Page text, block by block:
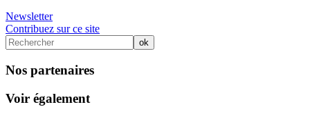
Newsletter
Contribuez sur ce site
Nos partenaires
Voir également